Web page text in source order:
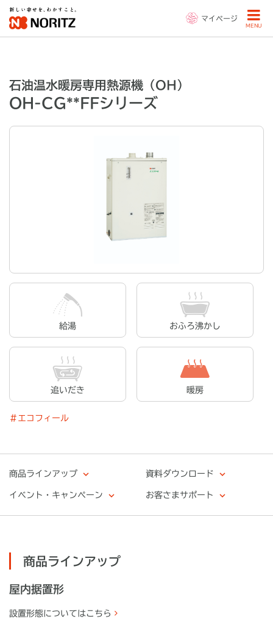
マイページ
MENU
石油温水暖房専用熱源機（OH）
OH-CG**FFシリーズ
給湯 おふろ沸かし
追いだき 暖房
＃エコフィール
商品ラインアップ 資料ダウンロード
イベント・キャンペーン お客さまサポート
商品ラインアップ
屋内据置形
設置形態についてはこちら